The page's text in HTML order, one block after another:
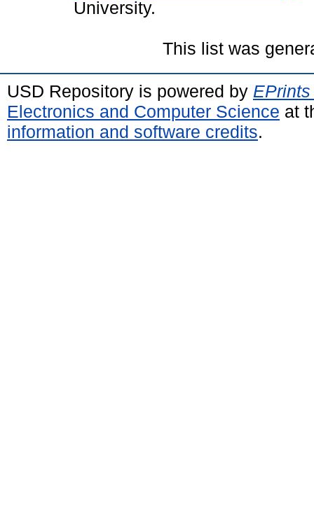
University.
This list was
USD Repository is powered by
Electronics and Computer Science at
information and software credits.